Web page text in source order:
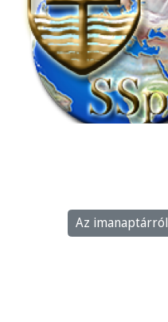
Az imanaptárról